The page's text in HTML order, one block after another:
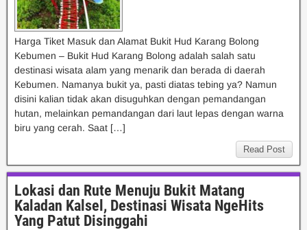
Harga Tiket Masuk dan Alamat Bukit Hud Karang Bolong
Kebumen – Bukit Hud Karang Bolong adalah salah satu
destinasi wisata alam yang menarik dan berada di daerah
Kebumen. Namanya bukit ya, pasti diatas tebing ya? Namun
disini kalian tidak akan disuguhkan dengan pemandangan
hutan, melainkan pemandangan dari laut lepas dengan warna
biru yang cerah. Saat […]
Read Post
Lokasi dan Rute Menuju Bukit Matang
Kaladan Kalsel, Destinasi Wisata NgeHits
Yang Patut Disinggahi